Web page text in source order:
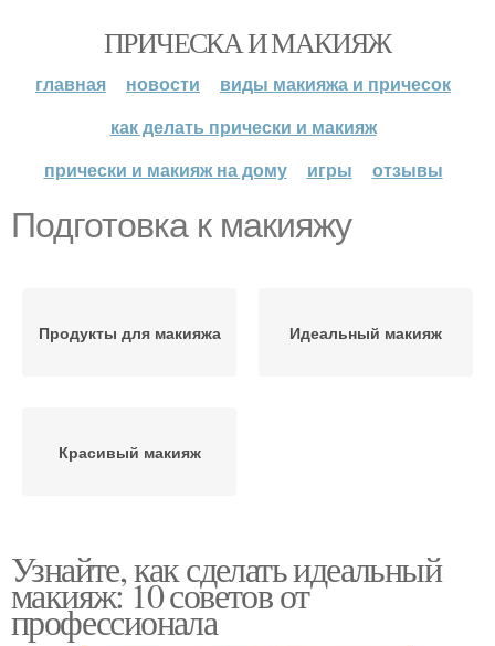
ПРИЧЕСКА И МАКИЯЖ
главная новости
виды макияжа и причесок
как делать прически и макияж
прически и макияж на дому
игры отзывы
Подготовка к макияжу
Продукты для макияжа Идеальный макияж
Красивый макияж
Узнайте, как сделать идеальный
макияж: 10 советов от
профессионала